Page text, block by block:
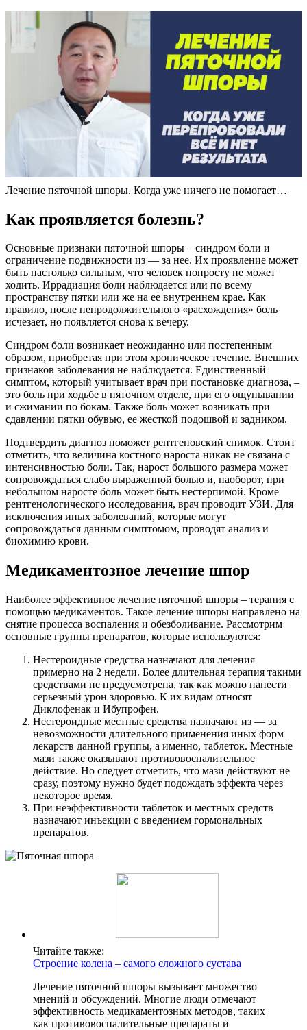
Лечение пяточной шпоры. Когда уже ничего не помогает…
Как проявляется болезнь?
Основные признаки пяточной шпоры – синдром боли и
ограничение подвижности из — за нее. Их проявление может
быть настолько сильным, что человек попросту не может
ходить. Иррадиация боли наблюдается или по всему
пространству пятки или же на ее внутреннем крае. Как
правило, после непродолжительного «расхождения» боль
исчезает, но появляется снова к вечеру.
Синдром боли возникает неожиданно или постепенным
образом, приобретая при этом хроническое течение. Внешних
признаков заболевания не наблюдается. Единственный
симптом, который учитывает врач при постановке диагноза, –
это боль при ходьбе в пяточном отделе, при его ощупывании
и сжимании по бокам. Также боль может возникать при
сдавлении пятки обувью, ее жесткой подошвой и задником.
Подтвердить диагноз поможет рентгеновский снимок. Стоит
отметить, что величина костного нароста никак не связана с
интенсивностью боли. Так, нарост большого размера может
сопровождаться слабо выраженной болью и, наоборот, при
небольшом наросте боль может быть нестерпимой. Кроме
рентгенологического исследования, врач проводит УЗИ. Для
исключения иных заболеваний, которые могут
сопровождаться данным симптомом, проводят анализ и
биохимию крови.
Медикаментозное лечение шпор
Наиболее эффективное лечение пяточной шпоры – терапия с
помощью медикаментов. Такое лечение шпоры направлено на
снятие процесса воспаления и обезболивание. Рассмотрим
основные группы препаратов, которые используются:
Нестероидные средства назначают для лечения
примерно на 2 недели. Более длительная терапия такими
средствами не предусмотрена, так как можно нанести
серьезный урон здоровью. К их видам относят
Диклофенак и Ибупрофен.
Нестероидные местные средства назначают из — за
невозможности длительного применения иных форм
лекарств данной группы, а именно, таблеток. Местные
мази также оказывают противовоспалительное
действие. Но следует отметить, что мази действуют не
сразу, поэтому нужно будет подождать эффекта через
некоторое время.
При неэффективности таблеток и местных средств
назначают инъекции с введением гормональных
препаратов.
Читайте также:
Строение колена – самого сложного сустава
Лечение пяточной шпоры вызывает множество
мнений и обсуждений. Многие люди отмечают
эффективность медикаментозных методов, таких
как противовоспалительные препараты и